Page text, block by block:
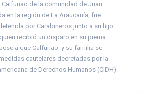
Calfunao de la comunidad de Juan
en la región de La Araucanía, fue
por Carabineros junto a su hijo
recibió un disparo en su pierna
a que Calfunao y su familia se
cautelares decretadas por la
de Derechos Humanos (CIDH).